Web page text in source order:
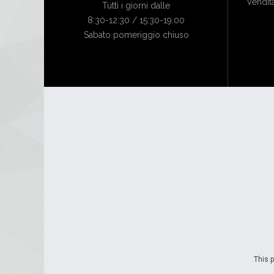
Tutti i giorni dalle
8:30-12:30 / 15:30-19:00
Sabato pomeriggio chiuso
This